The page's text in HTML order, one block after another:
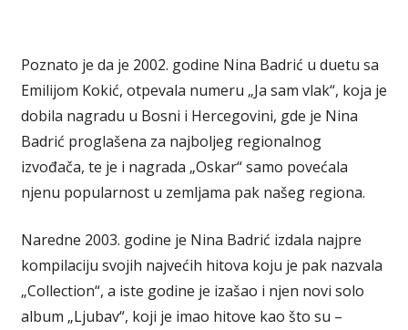
Poznato je da je 2002. godine Nina Badrić u duetu sa
Emilijom Kokić, otpevala numeru „Ja sam vlak“, koja je
dobila nagradu u Bosni i Hercegovini, gde je Nina
Badrić proglašena za najboljeg regionalnog
izvođača, te je i nagrada „Oskar“ samo povećala
njenu popularnost u zemljama pak našeg regiona.
Naredne 2003. godine je Nina Badrić izdala najpre
kompilaciju svojih najvećih hitova koju je pak nazvala
„Collection“, a iste godine je izašao i njen novi solo
album „Ljubav“, koji je imao hitove kao što su –